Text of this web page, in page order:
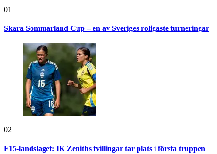
01
Skara Sommarland Cup – en av Sveriges roligaste turneringar
02
F15-landslaget: IK Zeniths tvillingar tar plats i första truppen